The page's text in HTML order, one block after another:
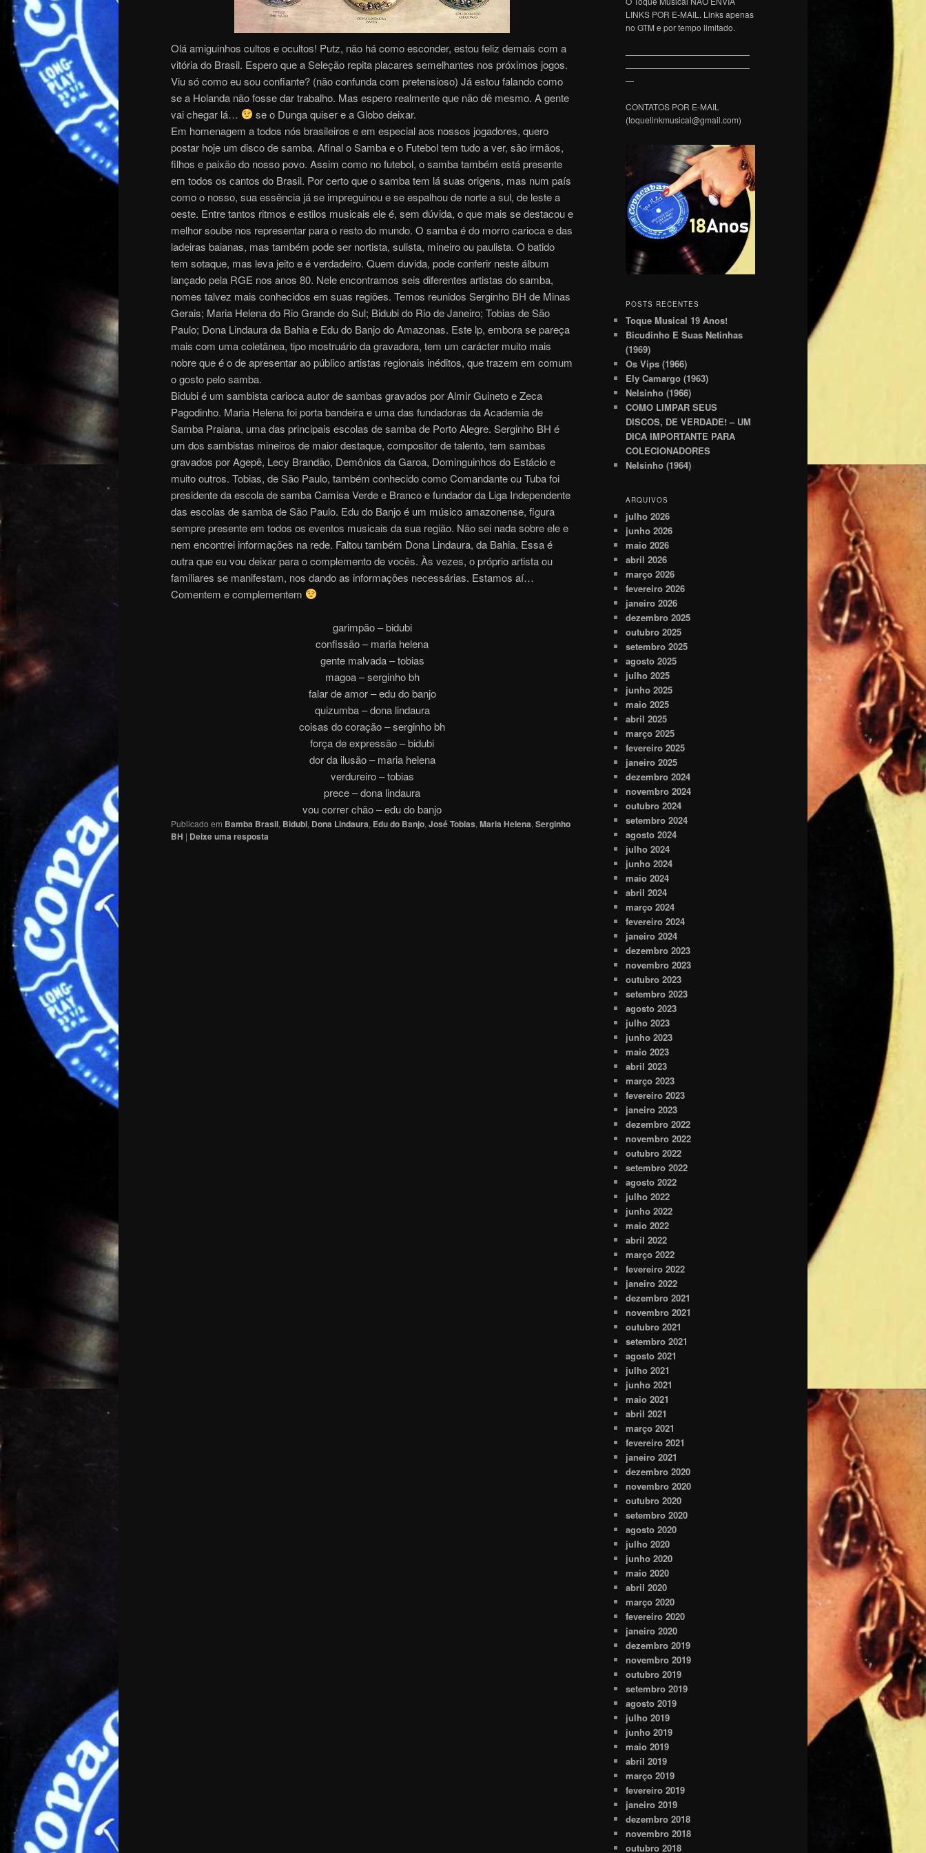
Olá amiguinhos cultos e ocultos! Putz, não há como esconder, estou feliz demais com a
vitória do Brasil. Espero que a Seleção repita placares semelhantes nos próximos jogos.
Viu só como eu sou confiante? (não confunda com pretensioso) Já estou falando como
se a Holanda não fosse dar trabalho. Mas espero realmente que não dê mesmo. A gente
vai chegar lá…
se o Dunga quiser e a Globo deixar.
Em homenagem a todos nós brasileiros e em especial aos nossos jogadores, quero
postar hoje um disco de samba. Afinal o Samba e o Futebol tem tudo a ver, são irmãos,
filhos e paixão do nosso povo. Assim como no futebol, o samba também está presente
em todos os cantos do Brasil. Por certo que o samba tem lá suas origens, mas num país
como o nosso, sua essência já se impreguinou e se espalhou de norte a sul, de leste a
oeste. Entre tantos ritmos e estilos musicais ele é, sem dúvida, o que mais se destacou e
melhor soube nos representar para o resto do mundo. O samba é do morro carioca e das
ladeiras baianas, mas também pode ser nortista, sulista, mineiro ou paulista. O batido
tem sotaque, mas leva jeito e é verdadeiro. Quem duvida, pode conferir neste álbum
lançado pela RGE nos anos 80. Nele encontramos seis diferentes artistas do samba,
nomes talvez mais conhecidos em suas regiões. Temos reunidos Serginho BH de Minas
Gerais; Maria Helena do Rio Grande do Sul; Bidubi do Rio de Janeiro; Tobias de São
Paulo; Dona Lindaura da Bahia e Edu do Banjo do Amazonas. Este lp, embora se pareça
mais com uma coletânea, tipo mostruário da gravadora, tem um carácter muito mais
nobre que é o de apresentar ao público artistas regionais inéditos, que trazem em comum
o gosto pelo samba.
Bidubi é um sambista carioca autor de sambas gravados por Almir Guineto e Zeca
Pagodinho. Maria Helena foi porta bandeira e uma das fundadoras da Academia de
Samba Praiana, uma das principais escolas de samba de Porto Alegre. Serginho BH é
um dos sambistas mineiros de maior destaque, compositor de talento, tem sambas
gravados por Agepê, Lecy Brandão, Demônios da Garoa, Dominguinhos do Estácio e
muito outros. Tobias, de São Paulo, também conhecido como Comandante ou Tuba foi
presidente da escola de samba Camisa Verde e Branco e fundador da Liga Independente
das escolas de samba de São Paulo. Edu do Banjo é um músico amazonense, figura
sempre presente em todos os eventos musicais da sua região. Não sei nada sobre ele e
nem encontrei informações na rede. Faltou também Dona Lindaura, da Bahia. Essa é
outra que eu vou deixar para o complemento de vocês. Às vezes, o próprio artista ou
familiares se manifestam, nos dando as informações necessárias. Estamos aí…
Comentem e complementem
garimpão – bidubi
confissão – maria helena
gente malvada – tobias
magoa – serginho bh
falar de amor – edu do banjo
quizumba – dona lindaura
coisas do coração – serginho bh
força de expressão – bidubi
dor da ilusão – maria helena
verdureiro – tobias
prece – dona lindaura
vou correr chão – edu do banjo
Publicado em Bamba Brasil, Bidubi, Dona Lindaura, Edu do Banjo, José Tobias, Maria Helena, Serginho
BH | Deixe uma resposta
LINKS POR E-MAIL. Links apenas
no GTM e por tempo limitado.
———————————————
———————————————
—
CONTATOS POR E-MAIL
(toquelinkmusical@gmail.com)
POSTS RECENTES
Toque Musical 19 Anos!
Bicudinho E Suas Netinhas
(1969)
Os Vips (1966)
Ely Camargo (1963)
Nelsinho (1966)
COMO LIMPAR SEUS
DISCOS, DE VERDADE! – UM
DICA IMPORTANTE PARA
COLECIONADORES
Nelsinho (1964)
ARQUIVOS
julho 2026
junho 2026
maio 2026
abril 2026
março 2026
fevereiro 2026
janeiro 2026
dezembro 2025
outubro 2025
setembro 2025
agosto 2025
julho 2025
junho 2025
maio 2025
abril 2025
março 2025
fevereiro 2025
janeiro 2025
dezembro 2024
novembro 2024
outubro 2024
setembro 2024
agosto 2024
julho 2024
junho 2024
maio 2024
abril 2024
março 2024
fevereiro 2024
janeiro 2024
dezembro 2023
novembro 2023
outubro 2023
setembro 2023
agosto 2023
julho 2023
junho 2023
maio 2023
abril 2023
março 2023
fevereiro 2023
janeiro 2023
dezembro 2022
novembro 2022
outubro 2022
setembro 2022
agosto 2022
julho 2022
junho 2022
maio 2022
abril 2022
março 2022
fevereiro 2022
janeiro 2022
dezembro 2021
novembro 2021
outubro 2021
setembro 2021
agosto 2021
julho 2021
junho 2021
maio 2021
abril 2021
março 2021
fevereiro 2021
janeiro 2021
dezembro 2020
novembro 2020
outubro 2020
setembro 2020
agosto 2020
julho 2020
junho 2020
maio 2020
abril 2020
março 2020
fevereiro 2020
janeiro 2020
dezembro 2019
novembro 2019
outubro 2019
setembro 2019
agosto 2019
julho 2019
junho 2019
maio 2019
abril 2019
março 2019
fevereiro 2019
janeiro 2019
dezembro 2018
novembro 2018
outubro 2018